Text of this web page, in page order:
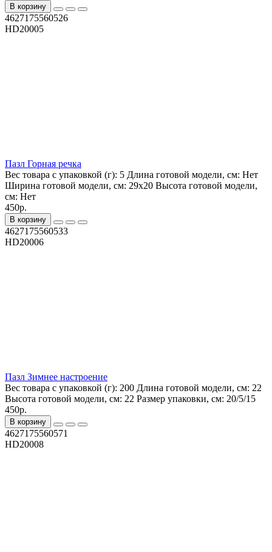
В корзину
4627175560526
HD20005
Пазл Горная речка
Вес товара с упаковкой (г): 5 Длина готовой модели, см: Нет
Ширина готовой модели, см: 29х20 Высота готовой модели,
см: Нет
450р.
В корзину
4627175560533
HD20006
Пазл Зимнее настроение
Вес товара с упаковкой (г): 200 Длина готовой модели, см: 22
Высота готовой модели, см: 22 Размер упаковки, см: 20/5/15
450р.
В корзину
4627175560571
HD20008